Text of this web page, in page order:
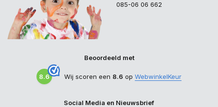
085-06 06 662
Beoordeeld met
8.6 Wij scoren een 8.6 op WebwinkelKeur
Social Media en Nieuwsbrief